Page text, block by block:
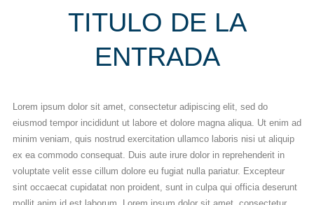
TITULO DE LA
ENTRADA
Lorem ipsum dolor sit amet, consectetur adipiscing elit, sed do
eiusmod tempor incididunt ut labore et dolore magna aliqua. Ut enim ad
minim veniam, quis nostrud exercitation ullamco laboris nisi ut aliquip
ex ea commodo consequat. Duis aute irure dolor in reprehenderit in
voluptate velit esse cillum dolore eu fugiat nulla pariatur. Excepteur
sint occaecat cupidatat non proident, sunt in culpa qui officia deserunt